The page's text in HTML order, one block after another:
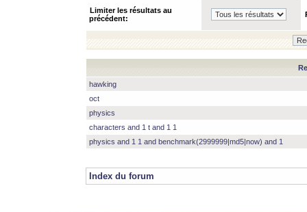
Limiter les résultats au
précédent:
hawking
oct
physics
characters and 1 t and 1 1
physics and 1 1 and benchmark(2999999|md5|now) and 1
Index du forum